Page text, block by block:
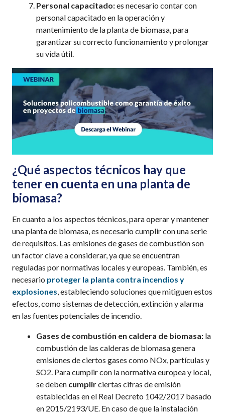
Personal capacitado:es necesario contar con
personal capacitado en la operación y
mantenimiento de la planta de biomasa, para
garantizar su correcto funcionamiento y prolongar
su vida útil.
¿Qué aspectos técnicos hay que
tener en cuenta en una planta de
biomasa?
En cuanto a los aspectos técnicos, para operar y mantener
una planta de biomasa,es necesario cumplir con una serie
de requisitos. Las emisiones de gases de combustión son
un factor clave a considerar, ya que se encuentran
reguladas por normativas locales y europeas. También, es
necesario proteger la planta contra incendios y
explosiones, estableciendo soluciones que mitiguen estos
efectos, como sistemas de detección, extinción y alarma
en las fuentes potenciales de incendio.
Gases de combustión en caldera de biomasa: la
combustión de las calderas de biomasa genera
emisiones deciertos gases como NOx, partículas y
SO2. Para cumplir con la normativa europea y local,
se deben cumplirciertas cifras de emisión
establecidas en el Real Decreto 1042/2017 basado
en 2015/2193/UE. Encaso de que la instalación